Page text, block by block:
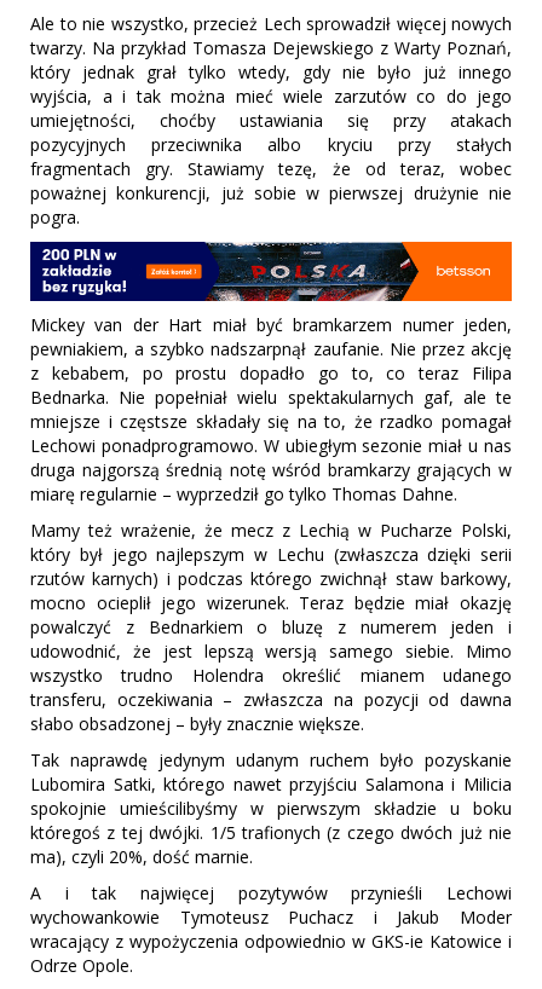
Ale to nie wszystko, przecież Lech sprowadził więcej nowych
twarzy. Na przykład Tomasza Dejewskiego z Warty Poznań,
który jednak grał tylko wtedy, gdy nie było już innego
wyjścia, a i tak można mieć wiele zarzutów co do jego
umiejętności, choćby ustawiania się przy atakach
pozycyjnych przeciwnika albo kryciu przy stałych
fragmentach gry. Stawiamy tezę, że od teraz, wobec
poważnej konkurencji, już sobie w pierwszej drużynie nie
pogra.
Mickey van der Hart miał być bramkarzem numer jeden,
pewniakiem, a szybko nadszarpnął zaufanie. Nie przez akcję
z kebabem, po prostu dopadło go to, co teraz Filipa
Bednarka. Nie popełniał wielu spektakularnych gaf, ale te
mniejsze i częstsze składały się na to, że rzadko pomagał
Lechowi ponadprogramowo. W ubiegłym sezonie miał u nas
druga najgorszą średnią notę wśród bramkarzy grających w
miarę regularnie – wyprzedził go tylko Thomas Dahne.
Mamy też wrażenie, że mecz z Lechią w Pucharze Polski,
który był jego najlepszym w Lechu (zwłaszcza dzięki serii
rzutów karnych) i podczas którego zwichnął staw barkowy,
mocno ocieplił jego wizerunek. Teraz będzie miał okazję
powalczyć z Bednarkiem o bluzę z numerem jeden i
udowodnić, że jest lepszą wersją samego siebie. Mimo
wszystko trudno Holendra określić mianem udanego
transferu, oczekiwania – zwłaszcza na pozycji od dawna
słabo obsadzonej – były znacznie większe.
Tak naprawdę jedynym udanym ruchem było pozyskanie
Lubomira Satki, którego nawet przyjściu Salamona i Milicia
spokojnie umieścilibyśmy w pierwszym składzie u boku
któregoś z tej dwójki. 1/5 trafionych (z czego dwóch już nie
ma), czyli 20%, dość marnie.
A i tak najwięcej pozytywów przynieśli Lechowi
wychowankowie Tymoteusz Puchacz i Jakub Moder
wracający z wypożyczenia odpowiednio w GKS-ie Katowice i
Odrze Opole.